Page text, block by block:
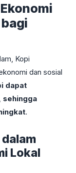
Kopi
dan sosial
dapat
sehingga
.
Lokal